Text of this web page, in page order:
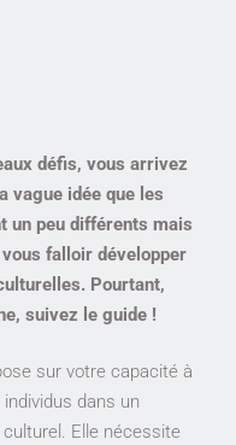
défis, vous arrivez
vague idée que les
un peu différents mais
falloir développer
Pourtant,
suivez le guide !
sur votre capacité à
dans un
Elle nécessite